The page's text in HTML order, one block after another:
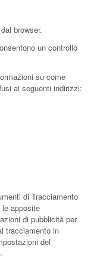
browser.
un controllo
su come
ai seguenti indirizzi:
di Tracciamento
apposite
di pubblicità per
tracciamento in
del